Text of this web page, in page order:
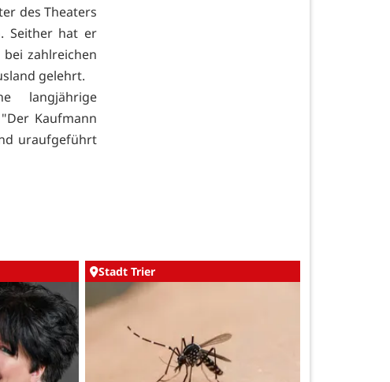
des Theaters
Seither hat er
zahlreichen
gelehrt.
langjährige
Kaufmann
uraufgeführt
Stadt Trier